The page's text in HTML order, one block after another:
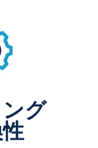
グ